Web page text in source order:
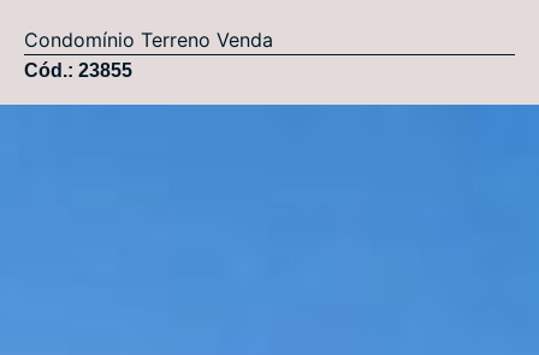
Condomínio Terreno Venda
Cód.: 23855